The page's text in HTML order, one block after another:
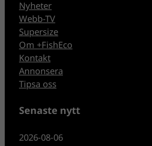
Nyheter
Webb-TV
Supersize
Om +FishEco
Kontakt
Annonsera
Tipsa oss
Senaste nytt
2026-08-06